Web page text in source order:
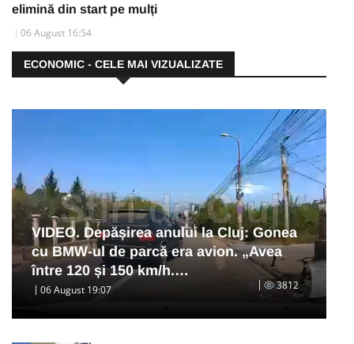
elimină din start pe mulți
06 August 16:54
ECONOMIC - CELE MAI VIZUALIZATE
VIDEO. Depășirea anului la Cluj: Gonea
cu BMW-ul de parcă era avion. „Avea
între 120 și 150 km/h.…
06 August 19:07 3812